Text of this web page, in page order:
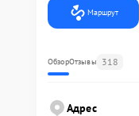
Маршрут
ОбзорОтзывы 318
Адрес